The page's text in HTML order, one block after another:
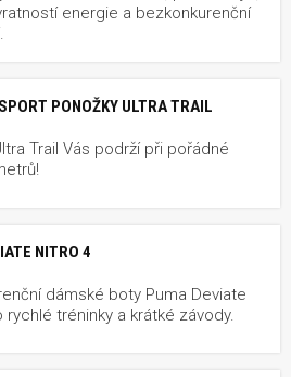
energie a bezkonkurenční
PONOŽKY ULTRA TRAIL
Trail Vás podrží při pořádné
NITRO 4
dámské boty Puma Deviate
rychlé tréninky a krátké závody.